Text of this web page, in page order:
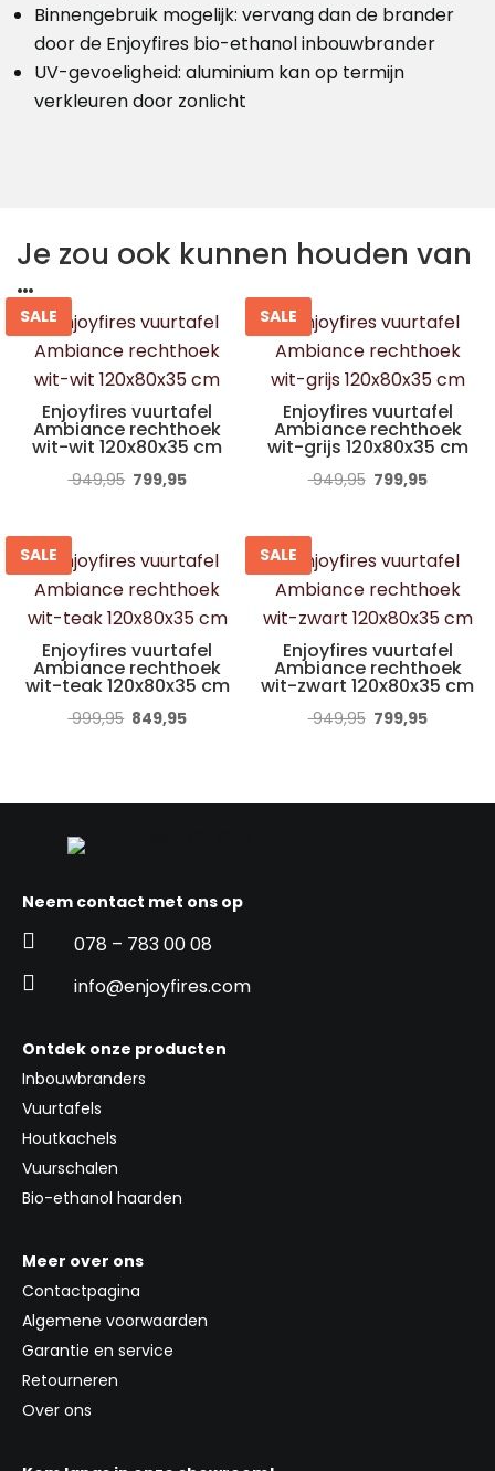
Binnengebruik mogelijk: vervang dan de brander
door de Enjoyfires bio-ethanol inbouwbrander
UV-gevoeligheid: aluminium kan op termijn
verkleuren door zonlicht
Je zou ook kunnen houden van
…
SALE
Enjoyfires vuurtafel
Ambiance rechthoek
wit-wit 120x80x35 cm
949,95 Oorspronkelijke
€ 949,95.
799,95Huidige
€ 799,95.
SALE
Enjoyfires vuurtafel
Ambiance rechthoek
wit-grijs 120x80x35 cm
949,95 Oorspronkelijke
€ 949,95.
799,95Huidige
€
SALE
Enjoyfires vuurtafel
Ambiance rechthoek
wit-teak 120x80x35 cm
999,95 Oorspronkelijke
€ 999,95.
849,95Huidige
€ 849,95.
SALE
Enjoyfires vuurtafel
Ambiance rechthoek
wit-zwart 120x80x35 cm
949,95 Oorspronkelijke
€ 949,95.
799,95Huidige
€
Neem contact met ons op
 078 – 783 00 08
 info@enjoyfires.com
Ontdek onze producten
Inbouwbranders
Vuurtafels
Houtkachels
Vuurschalen
Bio-ethanol haarden
Meer over ons
Contactpagina
Algemene voorwaarden
Garantie en service
Retourneren
Over ons